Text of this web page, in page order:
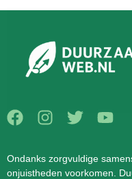
Ondanks zorgvuldige
onjuistheden voorkomen.